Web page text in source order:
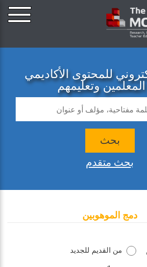
للمحتوى الأكاديمي
وتعليمهم
بحث
بحث متقدم
دمج الموهوبين
من القديم للجديد